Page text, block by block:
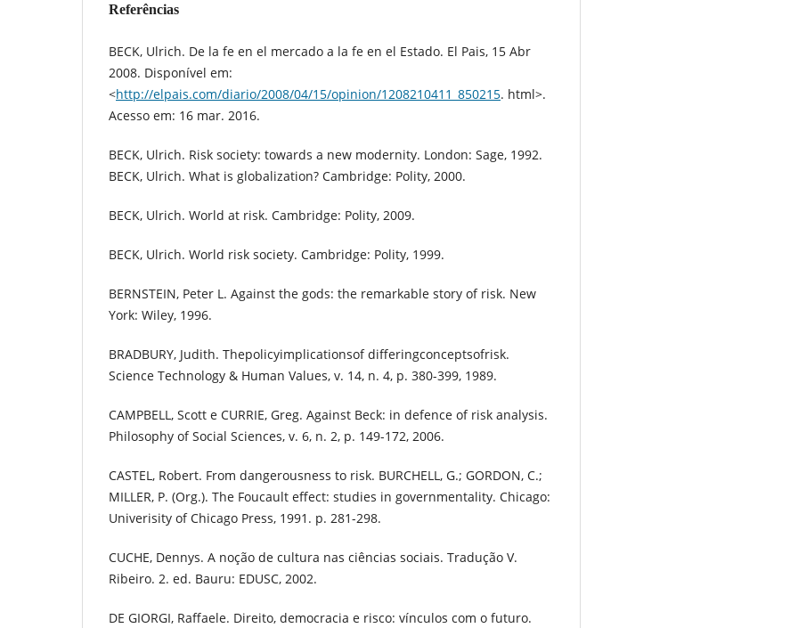
Referências
BECK, Ulrich. De la fe en el mercado a la fe en el Estado. El Pais, 15 Abr
2008. Disponível em:
<http://elpais.com/diario/2008/04/15/opinion/1208210411_850215. html>.
Acesso em: 16 mar. 2016.
BECK, Ulrich. Risk society: towards a new modernity. London: Sage, 1992.
BECK, Ulrich. What is globalization? Cambridge: Polity, 2000.
BECK, Ulrich. World at risk. Cambridge: Polity, 2009.
BECK, Ulrich. World risk society. Cambridge: Polity, 1999.
BERNSTEIN, Peter L. Against the gods: the remarkable story of risk. New
York: Wiley, 1996.
BRADBURY, Judith. Thepolicyimplicationsof differingconceptsofrisk.
Science Technology & Human Values, v. 14, n. 4, p. 380-399, 1989.
CAMPBELL, Scott e CURRIE, Greg. Against Beck: in defence of risk analysis.
Philosophy of Social Sciences, v. 6, n. 2, p. 149-172, 2006.
CASTEL, Robert. From dangerousness to risk. BURCHELL, G.; GORDON, C.;
MILLER, P. (Org.). The Foucault effect: studies in governmentality. Chicago:
Univerisity of Chicago Press, 1991. p. 281-298.
CUCHE, Dennys. A noção de cultura nas ciências sociais. Tradução V.
Ribeiro. 2. ed. Bauru: EDUSC, 2002.
DE GIORGI, Raffaele. Direito, democracia e risco: vínculos com o futuro.